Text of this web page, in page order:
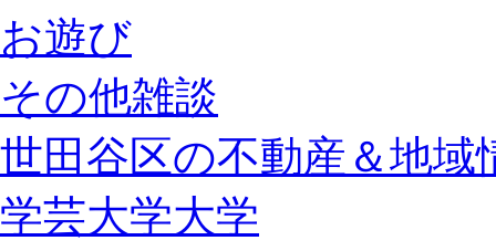
お遊び
その他雑談
世田谷区の不動産＆地域
学芸大学大学